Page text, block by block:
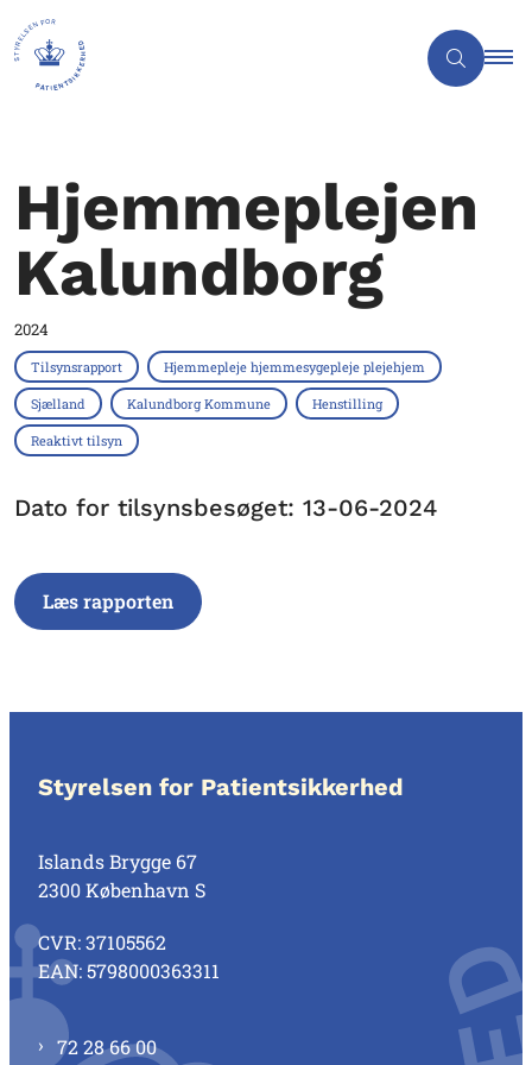
Hjemmeplejen
Kalundborg
2024
Tilsynsrapport Hjemmepleje hjemmesygepleje plejehjem
Sjælland Kalundborg Kommune Henstilling
Reaktivt tilsyn
Dato for tilsynsbesøget: 13-06-2024
Læs rapporten
Styrelsen for Patientsikkerhed
Islands Brygge 67
2300 København S
CVR: 37105562
EAN: 5798000363311
72 28 66 00